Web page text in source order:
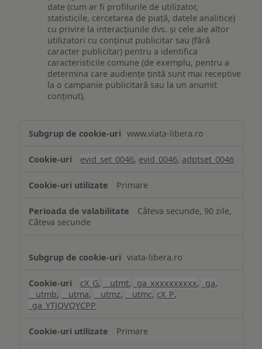
date (cum ar fi profilurile de utilizator,
statisticile, cercetarea de piață, datele analitice)
cu privire la interacțiunile dvs. și cele ale altor
utilizatori cu conținut publicitar sau (fără
caracter publicitar) pentru a identifica
caracteristicile comune (de exemplu, pentru a
determina care audiențe țintă sunt mai receptive
la o campanie publicitară sau la un anumit
conținut).
www.viata-libera.ro
evid_set_0046, evid_0046, adptset_0046
Primare
Câteva secunde, 90 zile,
Câteva secunde
viata-libera.ro
cX_G, __utmt, _ga_xxxxxxxxxx, _ga,
__utmb, __utma, __utmz, __utmc, cX_P,
_ga_YTJQVQYCPP
Primare